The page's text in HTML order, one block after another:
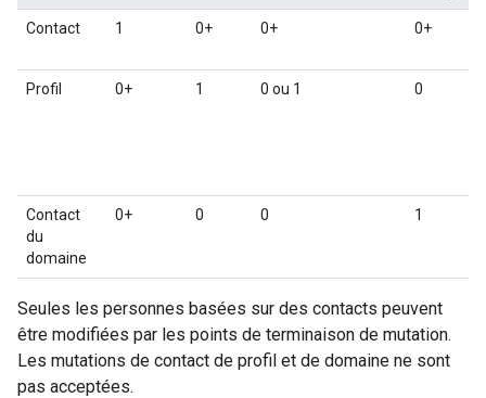
Contact 1 0+ 0+ 0+
Profil 0+ 1 0 ou 1 0
Contact
du
domaine
0+ 0 0 1
Seules les personnes basées sur des contacts peuvent
être modifiées par les points de terminaison de mutation.
Les mutations de contact de profil et de domaine ne sont
pas acceptées.